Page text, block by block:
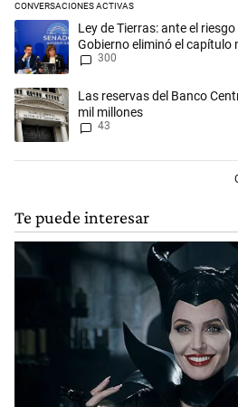
CONVERSACIONES ACTIVAS
Este listado muestra los artículos con
Un artículo de tendencia con el título
Ley de Tierras: ante el
Gobierno eliminó el capítulo
300
Un artículo de tendencia con el título
Las reservas del Banco
mil millones
43